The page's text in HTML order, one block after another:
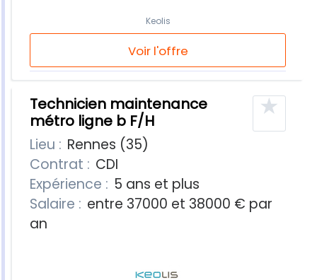
Voir l'offre
Keolis
Technicien maintenance
métro ligne b F/H
★
Lieu : Rennes (35)
Contrat : CDI
Expérience : 5 ans et plus
Salaire : entre 37000 et 38000 € par
an